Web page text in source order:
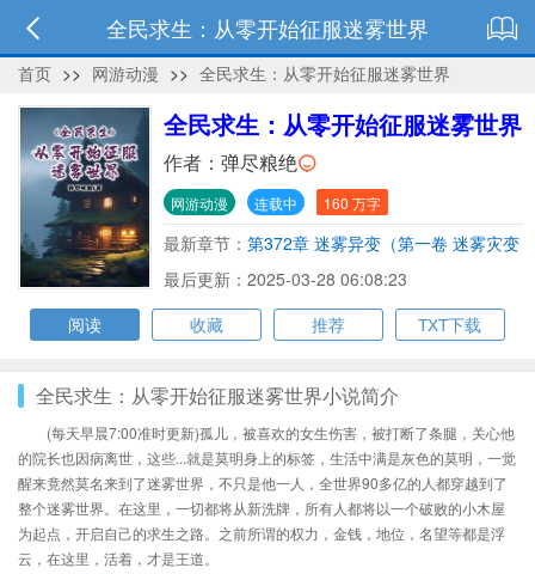
全民求生：从零开始征服迷雾世界
首页 >> 网游动漫 >> 全民求生：从零开始征服迷雾世界
全民求生：从零开始征服迷雾世界
作者： 弹尽粮绝
网游动漫 连载中 160 万字
最新章节： 第372章 迷雾异变（第一卷 迷雾灾变
完结）
最后更新：2025-03-28 06:08:23
阅读
收藏 推荐 TXT下载
全民求生：从零开始征服迷雾世界小说简介
(每天早晨7:00准时更新)孤儿，被喜欢的女生伤害，被打断了条腿，关心他
的院长也因病离世，这些...就是莫明身上的标签，生活中满是灰色的莫明，一觉
醒来竟然莫名来到了迷雾世界，不只是他一人，全世界90多亿的人都穿越到了
整个迷雾世界。在这里，一切都将从新洗牌，所有人都将以一个破败的小木屋
为起点，开启自己的求生之路。之前所谓的权力，金钱，地位，名望等都是浮
云，在这里，活着，才是王道。